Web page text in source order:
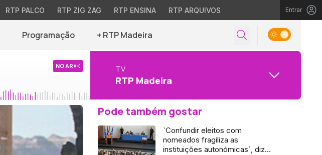
RTP PALCO RTP ZIG ZAG RTP ENSINA RTP ARQUIVOS Entrar
Programação + RTP Madeira
NO AR TV
RTP Madeira
Pode também gostar
`Confundir eleitos com
nomeados fragiliza as
instituições autonómicas`, diz